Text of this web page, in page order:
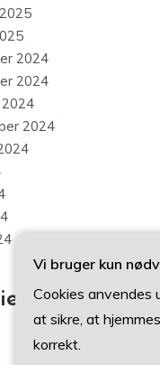
2024
2024
2024
Vi bruger kun
Cookies anvendes
at sikre, at
korrekt.